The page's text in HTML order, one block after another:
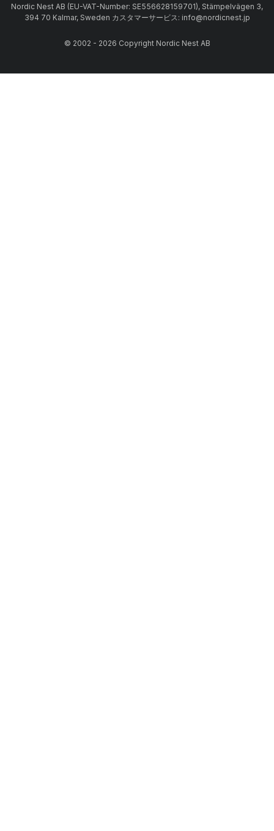
Nordic Nest AB (EU-VAT-Number: SE556628159701), Stämpelvägen 3,
394 70 Kalmar, Sweden カスタマーサービス: info@nordicnest.jp
© 2002 - 2026 Copyright Nordic Nest AB